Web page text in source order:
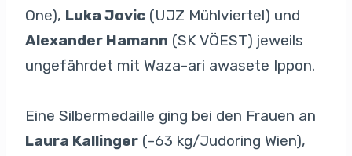
One), Luka Jovic (UJZ Mühlviertel) und
Alexander Hamann (SK VÖEST) jeweils
ungefährdet mit Waza-ari awasete Ippon.
Eine Silbermedaille ging bei den Frauen an
Laura Kallinger (-63 kg/Judoring Wien),